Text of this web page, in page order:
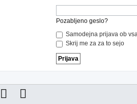
Pozabljeno geslo?
Samodejna prijava ob
Skrij me za za to sejo